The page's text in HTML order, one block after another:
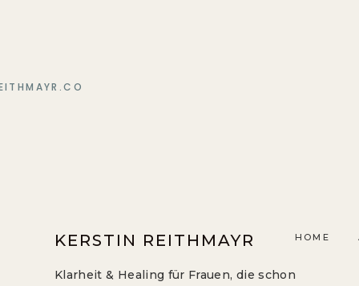
Klarheit & Healing für Frauen, die schon
HOME
KERSTIN REITHMAYR